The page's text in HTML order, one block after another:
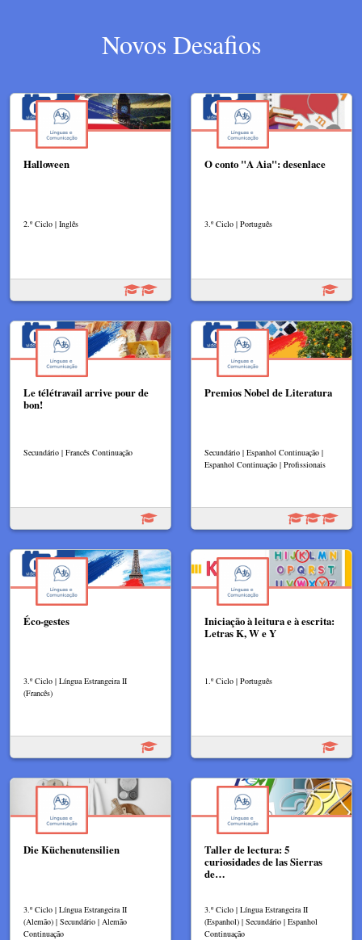
Novos Desafios
Halloween
2.º Ciclo | Inglês
O conto "A Aia": desenlace
3.º Ciclo | Português
Le télétravail arrive pour de
bon!
Secundário | Francês Continuação
Premios Nobel de Literatura
Secundário | Espanhol Continuação |
Espanhol Continuação | Profissionais
Éco-gestes
3.º Ciclo | Língua Estrangeira II
(Francês)
Iniciação à leitura e à escrita:
Letras K, W e Y
1.º Ciclo | Português
Die Küchenutensilien
3.º Ciclo | Língua Estrangeira II
(Alemão) | Secundário | Alemão
Continuação
Taller de lectura: 5
curiosidades de las Sierras
de…
3.º Ciclo | Língua Estrangeira II
(Espanhol) | Secundário | Espanhol
Continuação